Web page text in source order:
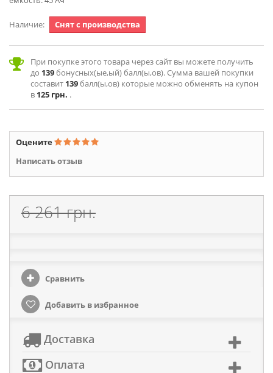
Наличие: Снят с производства
При покупке этого товара через сайт вы можете получить
до 139бонусных(ые,ый) балл(ы,ов). Сумма вашей покупки
составит 139балл(ы,ов) которые можно обменять на купон
в 125 грн. .
Оцените
Написать отзыв
6 261 грн.
Сравнить
Добавить в избранное
Доставка
Оплата